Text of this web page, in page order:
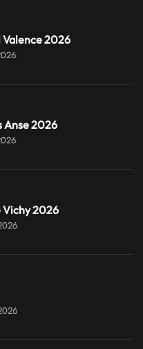
2026
Anse 2026
Vichy 2026